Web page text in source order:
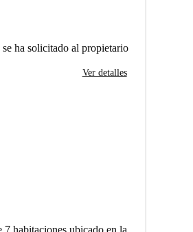
ha solicitado al propietario
Ver detalles
habitaciones ubicado en la